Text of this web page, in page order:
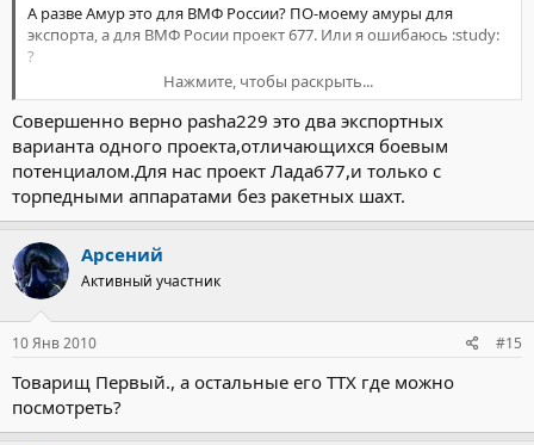
Нажмите, чтобы раскрыть...
А разве Амур это для ВМФ России? ПО-моему амуры для
экспорта, а для ВМФ Росии проект 677. Или я ошибаюсь :study:
?
Добавлено спустя 2 минуты 14 секунд:
И что за режим плавания РДП?
Нажмите, чтобы раскрыть...
Совершенно верно pasha229 это два экспортных
варианта одного проекта,отличающихся боевым
потенциалом.Для нас проект Лада677,и только с
торпедными аппаратами без ракетных шахт.
Арсений
Активный участник
10 Янв 2010 #15
Товарищ Первый., а остальные его ТТХ где можно
посмотреть?